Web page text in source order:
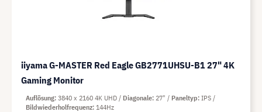
iiyama G-MASTER Red Eagle GB2771UHSU-B1 27" 4K
Gaming Monitor
Auflösung 3840 x 2160 4K UHD Diagonale 27" Paneltyp IPS
Bildwiederholfrequenz 144Hz